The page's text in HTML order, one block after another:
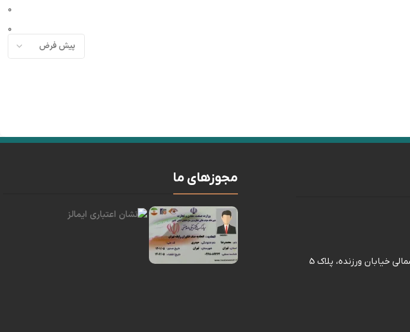
0
0
تهران، خیابان بهار شمالی خيابان ورزنده، پلاک 5
مجوزهای ما